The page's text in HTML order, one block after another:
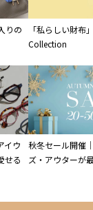
りの
「私らしい財布
Collection
イウ
せる
秋冬セール開催
ズ・アウターが